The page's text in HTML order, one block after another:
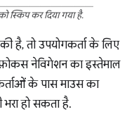
स्किप कर दिया गया है.
है, तो उपयोगकर्ता के लिए
नेविगेशन का इस्तेमाल
के पास माउस का
हो सकता है.